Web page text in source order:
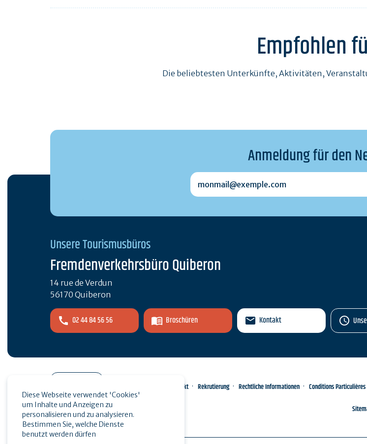
Empfohlen
Die beliebtesten Unterkünfte, Aktivitäten,
Anmeldung für den
monmail@exemple.com
Unsere Tourismusbüros
Fremdenverkehrsbüro Quiberon
14 rue de Verdun
56170 Quiberon
02 44 84 56 56 Broschüren Kontakt
Presse
Kontakt Rekrutierung Rechtliche Informationen Conditions
Diese Webseite verwendet 'Cookies'
um Inhalte und Anzeigen zu
personalisieren und zu analysieren.
Bestimmen Sie, welche Dienste
benutzt werden dürfen